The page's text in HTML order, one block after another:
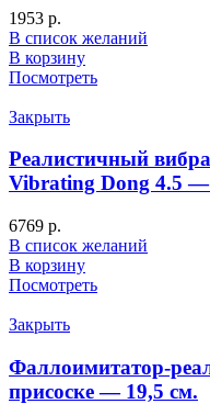
1953 р.
В список желаний
В корзину
Посмотреть
Закрыть
Реалистичный
Vibrating Dong 4.5 —
6769 р.
В список желаний
В корзину
Посмотреть
Закрыть
Фаллоимитатор-
присоске — 19,5 см.